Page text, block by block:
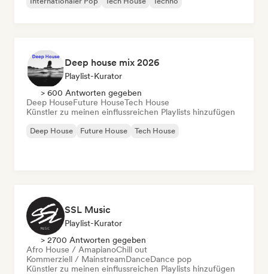
Deep house mix 2026
Playlist-Kurator
> 600 Antworten gegeben
Deep HouseFuture HouseTech House
Künstler zu meinen einflussreichen Playlists hinzufügen
Deep House Future House Tech House
SSL Music
Playlist-Kurator
> 2700 Antworten gegeben
Afro House / AmapianoChill out
Kommerziell / MainstreamDanceDance pop
Künstler zu meinen einflussreichen Playlists hinzufügen